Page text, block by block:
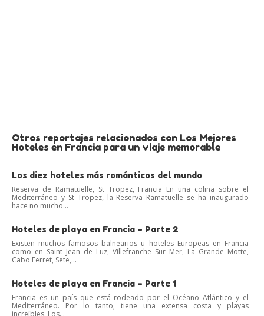
Otros reportajes relacionados con Los Mejores
Hoteles en Francia para un viaje memorable
Los diez hoteles más románticos del mundo
Reserva de Ramatuelle, St Tropez, Francia En una colina sobre el
Mediterráneo y St Tropez, la Reserva Ramatuelle se ha inaugurado
hace no mucho...
Hoteles de playa en Francia – Parte 2
Existen muchos famosos balnearios u hoteles Europeas en Francia
como en Saint Jean de Luz, Villefranche Sur Mer, La Grande Motte,
Cabo Ferret, Sete,...
Hoteles de playa en Francia – Parte 1
Francia es un país que está rodeado por el Océano Atlántico y el
Mediterráneo. Por lo tanto, tiene una extensa costa y playas
increíbles. Los...